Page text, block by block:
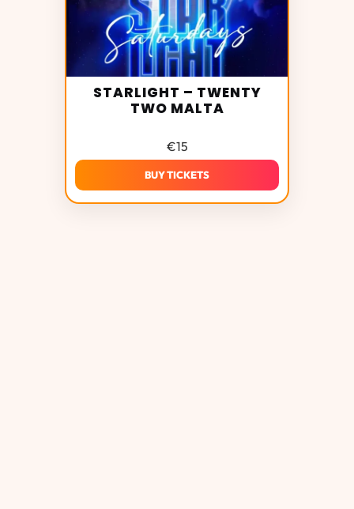
STARLIGHT – TWENTY
TWO MALTA
€15
BUY TICKETS